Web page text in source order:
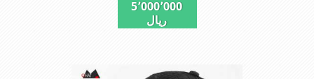
ازجنس شمعی برای دوخت کاپشن بارانی
استفاده می شودبا آستر ضخیم که مناسب
عالی,دوخت مناسب,سبکی, خوش فرمی
5٬000٬000
ریال